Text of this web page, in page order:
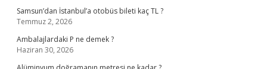
Samsun’dan İstanbul’a otobüs bileti kaç TL ?
Temmuz 2, 2026
Ambalajlardaki P ne demek ?
Haziran 30, 2026